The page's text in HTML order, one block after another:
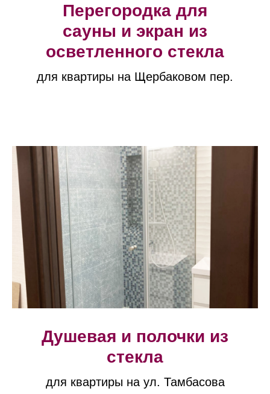
Перегородка для
сауны и экран из
осветленного стекла
для квартиры на Щербаковом пер.
Душевая и полочки из
стекла
для квартиры на ул. Тамбасова